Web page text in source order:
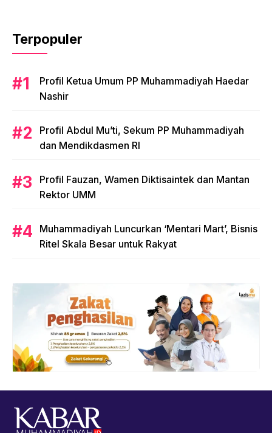
Terpopuler
Profil Ketua Umum PP Muhammadiyah Haedar
Nashir
Profil Abdul Mu’ti, Sekum PP Muhammadiyah
dan Mendikdasmen RI
Profil Fauzan, Wamen Diktisaintek dan Mantan
Rektor UMM
Muhammadiyah Luncurkan ‘Mentari Mart’, Bisnis
Ritel Skala Besar untuk Rakyat